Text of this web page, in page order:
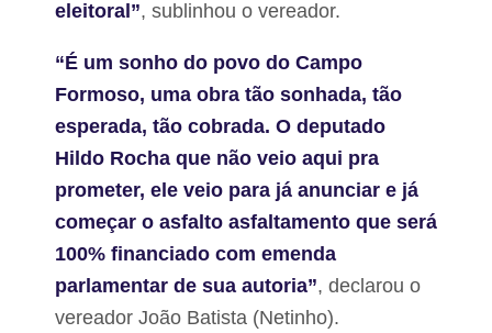
eleitoral”, sublinhou o vereador.
“É um sonho do povo do Campo
Formoso, uma obra tão sonhada, tão
esperada, tão cobrada. O deputado
Hildo Rocha que não veio aqui pra
prometer, ele veio para já anunciar e já
começar o asfalto asfaltamento que será
100% financiado com emenda
parlamentar de sua autoria”, declarou o
vereador João Batista (Netinho).